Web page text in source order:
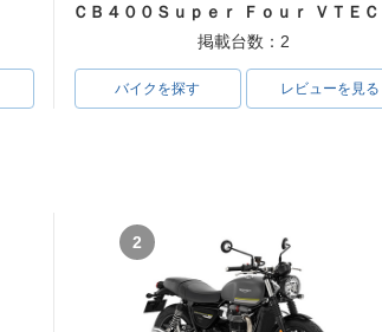
掲載台数：2
バイクを探す レビューを見る
2